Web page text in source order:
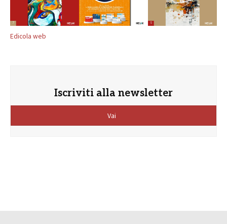
Edicola web
Iscriviti alla newsletter
Vai